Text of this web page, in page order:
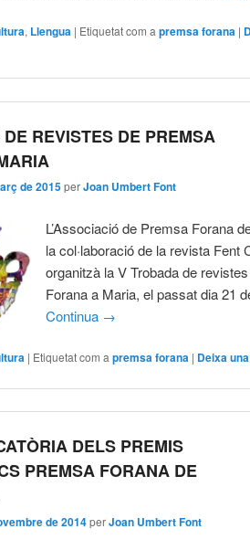
, Llengua | Etiquetat com a premsa forana |
REVISTES DE PREMSA
de 2015 perJoan Umbert Font
L’Associació de Premsa Forana
la col·laboració de la revista Fent
organitzà la V Trobada de
Forana a Maria, el passat dia 21
Continua →
| Etiquetat com a premsa forana | Deixa
DELS PREMIS
PREMSA FORANA DE
de 2014 perJoan Umbert Font